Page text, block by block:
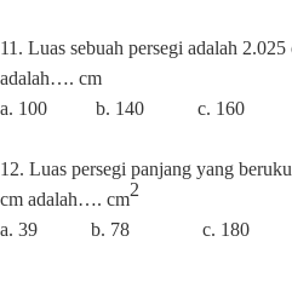
11. Luas sebuah persegi adalah 2.025
adalah…. cm
a. 100
b. 140 c. 160
12. Luas persegi panjang yang
cm adalah…. cm2
a. 39
b. 78 c. 180